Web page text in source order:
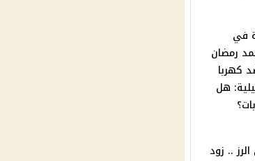
في
رمضان
كهربا
هل
.. زود